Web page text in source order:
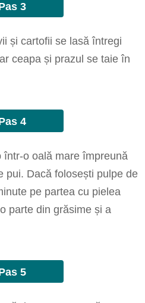
3
și cartofii se lasă întregi
ceapa și prazul se taie în
4
într-o oală mare împreună
pui. Dacă folosești pulpe de
pe partea cu pielea
parte din grăsime și a
5